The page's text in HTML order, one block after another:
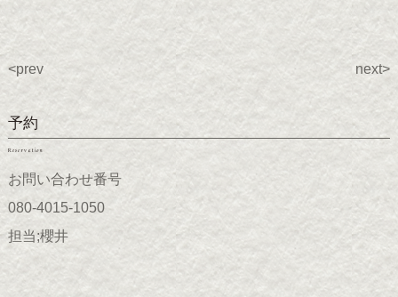
<prev next>
予約
Reservation
お問い合わせ番号
080-4015-1050
担当;櫻井